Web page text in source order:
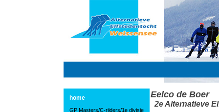
home
GP Masters/C-rijders/1e divisie
Eelco de Boer
2e Alternatieve